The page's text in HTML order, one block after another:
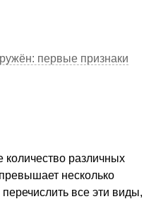
первые признаки
количество различных
несколько
все эти виды,